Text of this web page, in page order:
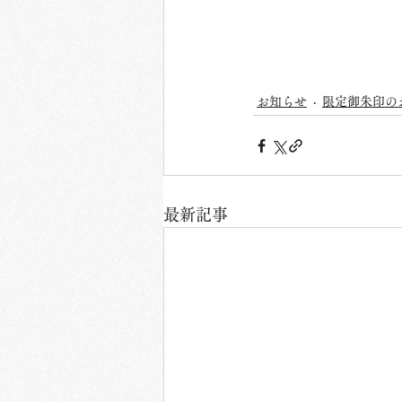
お知らせ 限定御朱印の
最新記事